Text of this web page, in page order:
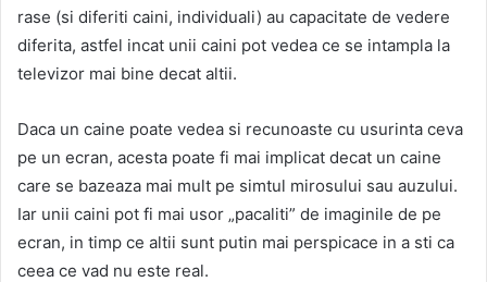
rase (si diferiti caini, individuali) au capacitate de vedere
diferita, astfel incat unii caini pot vedea ce se intampla la
televizor mai bine decat altii.
Daca un caine poate vedea si recunoaste cu usurinta ceva
pe un ecran, acesta poate fi mai implicat decat un caine
care se bazeaza mai mult pe simtul mirosului sau auzului.
Iar unii caini pot fi mai usor „pacaliti” de imaginile de pe
ecran, in timp ce altii sunt putin mai perspicace in a sti ca
ceea ce vad nu este real.